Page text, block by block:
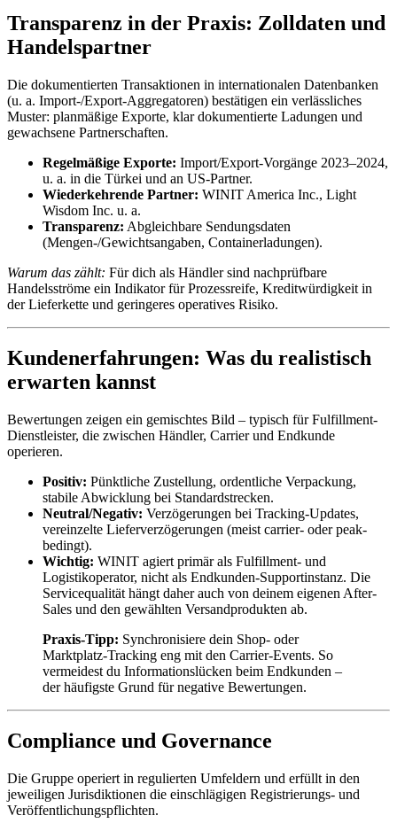
Transparenz in der Praxis: Zolldaten und
Handelspartner
Die dokumentierten Transaktionen in internationalen Datenbanken
(u. a. Import-/Export-Aggregatoren) bestätigen ein verlässliches
Muster: planmäßige Exporte, klar dokumentierte Ladungen und
gewachsene Partnerschaften.
Regelmäßige Exporte: Import/Export-Vorgänge 2023–2024,
u. a. in die Türkei und an US-Partner.
Wiederkehrende Partner: WINIT America Inc., Light
Wisdom Inc. u. a.
Transparenz: Abgleichbare Sendungsdaten
(Mengen-/Gewichtsangaben, Containerladungen).
Warum das zählt: Für dich als Händler sind nachprüfbare
Handelsströme ein Indikator für Prozessreife, Kreditwürdigkeit in
der Lieferkette und geringeres operatives Risiko.
Kundenerfahrungen: Was du realistisch
erwarten kannst
Bewertungen zeigen ein gemischtes Bild – typisch für Fulfillment-
Dienstleister, die zwischen Händler, Carrier und Endkunde
operieren.
Positiv: Pünktliche Zustellung, ordentliche Verpackung,
stabile Abwicklung bei Standardstrecken.
Neutral/Negativ: Verzögerungen bei Tracking-Updates,
vereinzelte Lieferverzögerungen (meist carrier- oder peak-
bedingt).
Wichtig: WINIT agiert primär als Fulfillment- und
Logistikoperator, nicht als Endkunden-Supportinstanz. Die
Servicequalität hängt daher auch von deinem eigenen After-
Sales und den gewählten Versandprodukten ab.
Praxis-Tipp: Synchronisiere dein Shop- oder
Marktplatz-Tracking eng mit den Carrier-Events. So
vermeidest du Informationslücken beim Endkunden –
der häufigste Grund für negative Bewertungen.
Compliance und Governance
Die Gruppe operiert in regulierten Umfeldern und erfüllt in den
jeweiligen Jurisdiktionen die einschlägigen Registrierungs- und
Veröffentlichungspflichten.